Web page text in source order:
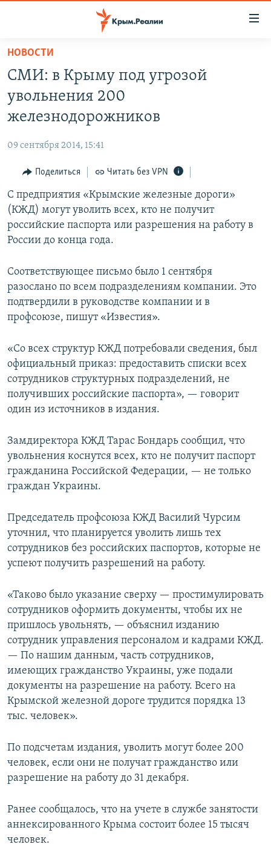
Вернуться
основному
содержанию
Вернутся
главной
навигации
Вернутся
поиску
СПЕЦПРОЕКТЫ
11 ЛЕТ ОККУПАЦИИ КРЫМА. 11 ИСТОРИЙ СОПРОТИВЛЕНИЯ
ЕЩЕ
ИНТЕРАКТИВ
ИНФОГРАФИКА
ТЕЛЕПРОЕКТ КРЫМ.РЕАЛИИ
СОВЕТЫ ПРАВОЗАЩИТНИКОВ
ПОБЕДИТЕЛЕЙ НЕ СУДЯТ?
КРЫМ.НЕПОКОРЕННЫЙ
УКРАИНСКАЯ ПРОБЛЕМА КРЫМА
РАДІО СВОБОДА
КАК ОБОЙТИ БЛОКИРОВКУ
Українською
Все сайты RFE/RL
НОВОСТИ
СМИ: в Крыму под угрозой
увольнения 200
железнодорожников
09 сентября 2014, 15:41
Поделиться Читать без VPN
С предприятия «Крымские железные дороги»
(КЖД) могут уволить всех, кто не получит
российские паспорта или разрешения на работу в
России до конца года.
Соответствующее письмо было 1 сентября
разослано по всем подразделениям компании. Это
подтвердили в руководстве компании и в
профсоюзе, пишут «Известия».
«Со всех структур КЖД потребовали сведения, был
официальный приказ: предоставить списки всех
сотрудников структурных подразделений, не
получивших российские паспорта», — говорит
один из источников в издания.
Замдиректора КЖД Тарас Бондарь сообщил, что
увольнения коснутся всех, кто не получит паспорт
гражданина Российской Федерации, — не только
граждан Украины.
Председатель профсоюза КЖД Василий Чурсим
уточнил, что планируется уволить лишь тех
сотрудников без российских паспортов, которые не
успеют получить разрешений на работу.
«Таково было указание сверху — простимулировать
сотрудников оформить документы, чтобы их не
пришлось увольнять, — объяснил изданию
сотрудник управления персоналом и кадрами КЖД.
— По нашим данным, часть сотрудников,
имеющих гражданство Украины, уже подали
документы на разрешение на работу. Всего на
Крымской железной дороге трудится порядка 13
тыс. человек».
По подсчетам издания, уволить могут более 200
человек, если они не получат гражданство или
разрешение на работу до 31 декабря.
Ранее сообщалось, что на учете в службе занятости
аннексированного Крыма состоит более 15 тысяч
человек.